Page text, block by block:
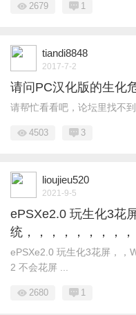
2679 1
tiandi8848
2017-7-2
请问PC汉化版的生化
请帮忙看看吧，论坛里找不
4503 3
lioujieu520
2021-9-5
ePSXe2.0 玩生化3花
统，，，，，，，，，
ePSXe2.0 玩生化3花屏，，
2 不会花屏 ...
2680 1